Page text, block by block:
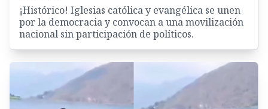
¡Histórico! Iglesias católica y evangélica se unen
por la democracia y convocan a una movilización
nacional sin participación de políticos.